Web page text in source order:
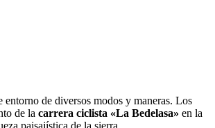
de diversos modos y maneras. Los
de la carrera ciclista «La Bedelasa» en la